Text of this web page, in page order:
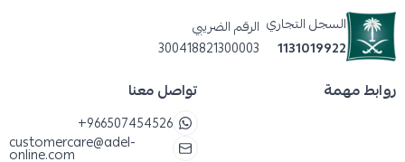
السجل التجاري
1131019922
الرقم الضريبي
300418821300003
روابط مهمة تواصل معنا
+966507454526
customercare@adel-
online.com